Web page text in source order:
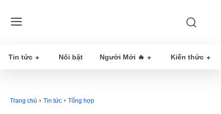
Tin tức Nổi bật Người Mới 🔥 Kiến thức
Trang chủ Tin tức Tổng hợp